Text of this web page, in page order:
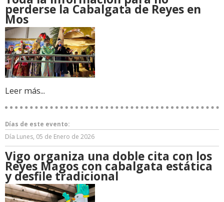
perderse la Cabalgata de Reyes en
Mos
Leer más...
Días de este evento:
Día Lunes, 05 de Enero de 2026
Vigo organiza una doble cita con los
Reyes Magos con cabalgata estática
y desfile tradicional